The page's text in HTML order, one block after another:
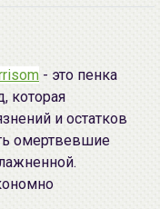
- это пенка
которая
и остатков
омертвевшие